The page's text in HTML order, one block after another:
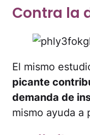
Contra la
El mismo
picante
demanda de
mismo ayuda a